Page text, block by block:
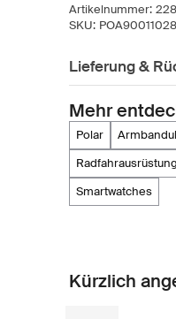
Artikelnummer:
SKU:
Lieferung &
Mehr
polar
radfahrausrüstung
smartwatches
Kürzlich